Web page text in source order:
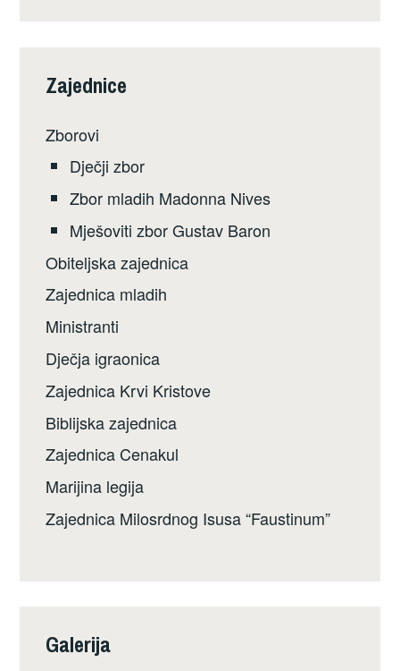
Zajednice
Zborovi
Dječji zbor
Zbor mladih Madonna Nives
Mješoviti zbor Gustav Baron
Obiteljska zajednica
Zajednica mladih
Ministranti
Dječja igraonica
Zajednica Krvi Kristove
Biblijska zajednica
Zajednica Cenakul
Marijina legija
Zajednica Milosrdnog Isusa “Faustinum”
Galerija